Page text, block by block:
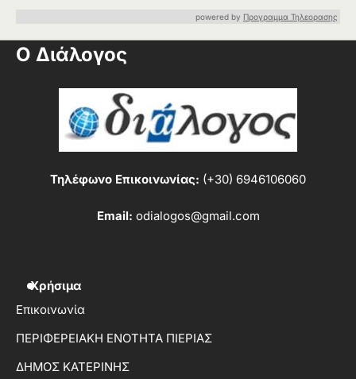
powered by Προγραμμα Τηλεορασης
Ο Διάλογος
Τηλέφωνο Επικοινωνίας: (+30) 6946106060
Email: odialogos@gmail.com
Χρήσιμα
Επικοινωνία
ΠΕΡΙΦΕΡΕΙΑΚΗ ΕΝΟΤΗΤΑ ΠΙΕΡΙΑΣ
ΔΗΜΟΣ ΚΑΤΕΡΙΝΗΣ